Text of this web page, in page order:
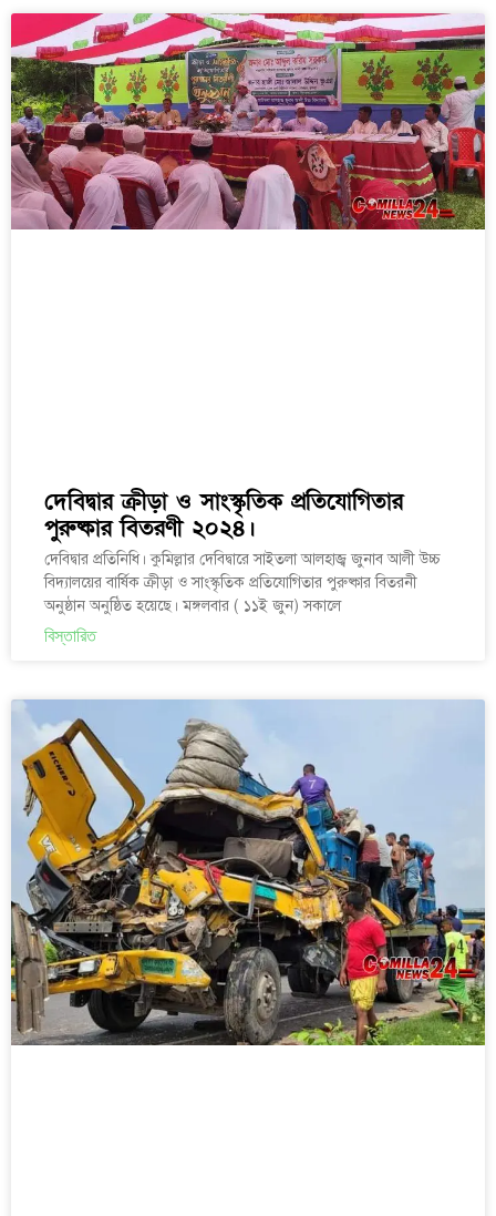
দেবিদ্বার ক্রীড়া ও সাংস্কৃতিক প্রতিযোগিতার
পুরুষ্কার বিতরণী ২০২৪।
দেবিদ্বার প্রতিনিধি। কুমিল্লার দেবিদ্বারে সাইতলা আলহাজ্ব জুনাব আলী উচ্চ
বিদ্যালয়ের বার্ষিক ক্রীড়া ও সাংস্কৃতিক প্রতিযোগিতার পুরুষ্কার বিতরনী
অনুষ্ঠান অনুষ্ঠিত হয়েছে। মঙ্গলবার ( ১১ই জুন) সকালে
বিস্তারিত